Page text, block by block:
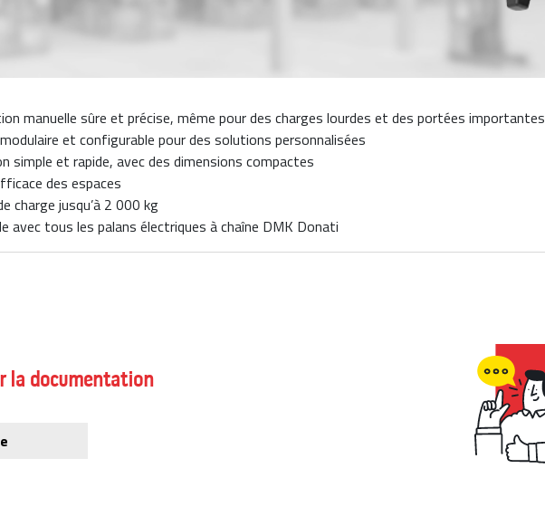
manuelle sûre et précise, même pour des charges lourdes et des portées importantes
et configurable pour des solutions personnalisées
simple et rapide, avec des dimensions compactes
des espaces
charge jusqu’à 2 000 kg
avec tous les palans électriques à chaîne DMK Donati
la documentation